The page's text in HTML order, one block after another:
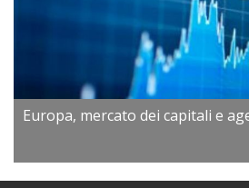
Europa, mercato dei capitali e